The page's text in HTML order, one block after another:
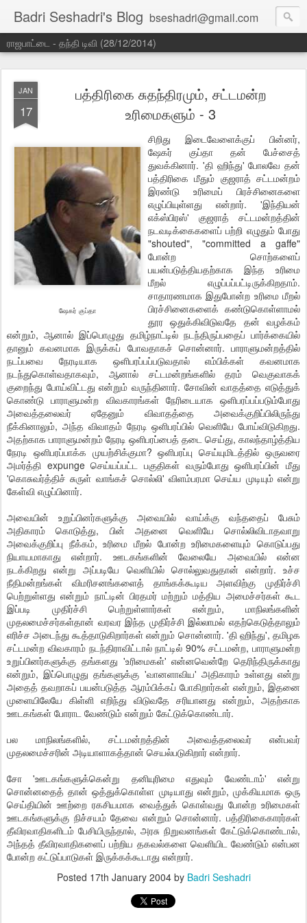
Badri Seshadri's Blog bseshadri@gmail.com
ராஜபாட்டை - தந்தி டிவி (28/12/2014)
JAN
17
பத்திரிகை சுதந்திரமும், சட்டமன்ற
உரிமைகளும் - 3
ஷேகர் குப்தா
சிறிது இடைவேளைக்குப் பின்னர்,
ஷேகர் குப்தா தன் பேச்சைத்
துவக்கினார். 'தி ஹிந்து' போலவே தன்
பத்திரிகை மீதும் குஜராத் சட்டமன்றம்
இரண்டு உரிமைப் பிரச்சினைகளை
எழுப்பியுள்ளது என்றார். 'இந்தியன்
எக்ஸ்பிரஸ்' குஜராத் சட்டமன்றத்தின்
நடவடிக்கைகளைப் பற்றி எழுதும் போது
"shouted", "committed a gaffe"
போன்ற சொற்களைப்
பயன்படுத்தியதற்காக இந்த உரிமை
மீறல் எழுப்பப்பட்டிருக்கிறதாம்.
சாதாரணமாக இதுபோன்ற உரிமை மீறல்
பிரச்சினைகளைக் கண்டுகொள்ளாமல்
தூர ஒதுக்கிவிடுவதே தன் வழக்கம்
என்றும், ஆனால் இப்பொழுது தமிழ்நாட்டில் நடந்திருப்பதைப் பார்க்கையில்
தானும் கவனமாக இருக்கப் போவதாகச் சொன்னார். பாராளுமன்றத்தில்
நடப்பவை நேரடியாக ஒளிபரப்பப்படுவதால் எம்பிக்கள் கவனமாக
நடந்துகொள்வதாகவும், ஆனால் சட்டமன்றங்களில் தரம் வெகுவாகக்
குறைந்து போய்விட்டது என்றும் வருந்தினார். சோவின் வாதத்தை எடுத்துக்
கொண்டு பாராளுமன்ற விவகாரங்கள் நேரிடையாக ஒளிபரப்பப்படும்போது
அவைத்தலைவர் ஏதேனும் விவாதத்தை அவைக்குறிப்பிலிருந்து
நீக்கினாலும், அந்த விவாதம் நேரடி ஒளிபரப்பில் வெளியே போய்விடுகிறது.
அதற்காக பாராளுமன்றம் நேரடி ஒளிபரப்பைத் தடை செய்து, காலந்தாழ்த்திய
நேரடி ஒளிபரப்பாக்க முயற்சிக்குமா? ஒளிபரப்பு செய்யுமிடத்தில் ஒருவரை
அமர்த்தி expunge செய்யப்பட்ட பகுதிகள் வரும்போது ஒளிபரப்பின் மீது
'கொசுவர்த்திச் சுருள் வாங்கச் சொல்லி' விளம்பரமா செய்ய முடியும் என்று
கேள்வி எழுப்பினார்.
அவையின் உறுப்பினர்களுக்கு அவையில் வாய்க்கு வந்ததைப் பேசும்
அதிகாரம் கொடுத்து, பின் அதனை வெளியே சொல்லிவிடாதவாறு
அவைக்குறிப்பு நீக்கம், உரிமை மீறல் போன்ற உரிமைகளையும் கொடுப்பது
நியாயமாகாது என்றார். ஊடகங்களின் வேலையே அவையில் என்ன
நடக்கிறது என்று அப்படியே வெளியில் சொல்லுவதுதான் என்றார். உச்ச
நீதிமன்றங்கள் விமரிசனங்களைத் தாங்கக்கூடிய அளவிற்கு முதிர்ச்சி
பெற்றுள்ளது என்றும் நாட்டின் பிரதமர் மற்றும் மத்திய அமைச்சர்கள் கூட
இப்படி முதிர்ச்சி பெற்றுள்ளார்கள் என்றும், மாநிலங்களின்
முதலமைச்சர்கள்தான் வரவர இந்த முதிர்ச்சி இல்லாமல் எதற்கெடுத்தாலும்
எரிச்ச அடைந்து கூத்தாடுகிறார்கள் என்றும் சொன்னார். 'தி ஹிந்து', தமிழக
சட்டமன்ற விவகாரம் நடந்திராவிட்டால் நாட்டில் 90% சட்டமன்ற, பாராளுமன்ற
உறுப்பினர்களுக்கு தங்களது 'உரிமைகள்' என்னவென்றே தெரிந்திருக்காது
என்றும், இப்பொழுது தங்களுக்கு 'வானளாவிய' அதிகாரம் உள்ளது என்று
அதைத் தவறாகப் பயன்படுத்த ஆரம்பிக்கப் போகிறார்கள் என்றும், இதனை
முளையிலேயே கிள்ளி எறிந்து விடுவதே சரியானது என்றும், அதற்காக
ஊடகங்கள் போராட வேண்டும் என்றும் கேட்டுக்கொண்டார்.
பல மாநிலங்களில், சட்டமன்றத்தின் அவைத்தலைவர் என்பவர்
முதலமைச்சரின் அடியாளாகத்தான் செயல்படுகிறார் என்றார்.
சோ 'ஊடகங்களுக்கென்று தனியுரிமை எதுவும் வேண்டாம்' என்று
சொன்னதைத் தான் ஒத்துக்கொள்ள முடியாது என்றும், முக்கியமாக ஒரு
செய்தியின் ஊற்றை ரகசியமாக வைத்துக் கொள்வது போன்ற உரிமைகள்
ஊடகங்களுக்கு நிச்சயம் தேவை என்றும் சொன்னார். பத்திரிகைகாரர்கள்
தீவிரவாதிகளிடம் பேசியிருந்தால், அரசு நிறுவனங்கள் கேட்டுக்கொண்டால்,
அந்தத் தீவிரவாதிகளைப் பற்றிய தகவல்களை வெளியிட வேண்டும் என்பன
போன்ற கட்டுப்பாடுகள் இருக்கக்கூடாது என்றார்.
Posted 17th January 2004by Badri Seshadri